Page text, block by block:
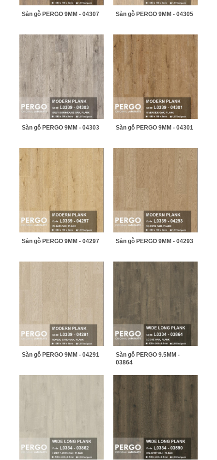
Sàn gỗ PERGO 9MM - 04307 Sàn gỗ PERGO 9MM - 04305
Sàn gỗ PERGO 9MM - 04303 Sàn gỗ PERGO 9MM - 04301
Sàn gỗ PERGO 9MM - 04297 Sàn gỗ PERGO 9MM - 04293
Sàn gỗ PERGO 9MM - 04291
Sàn gỗ PERGO 9.5MM -
03864